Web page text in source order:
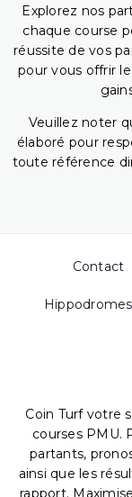
Explorez nos
chaque course
réussite de vos
pour vous offrir
Veuillez noter
élaboré pour
toute référence
Contact
Hippodromes
Coin Turf votre
courses PMU.
partants,
ainsi que les